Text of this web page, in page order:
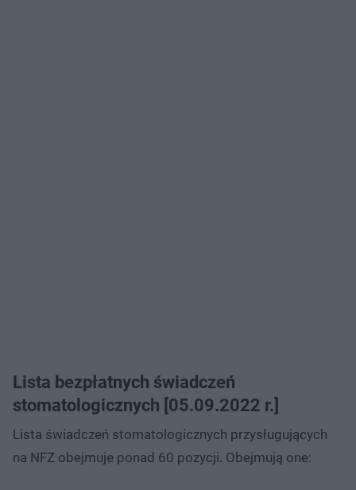
Lista bezpłatnych świadczeń
stomatologicznych [05.09.2022 r.]
Lista świadczeń stomatologicznych przysługujących
na NFZ obejmuje ponad 60 pozycji. Obejmują one: